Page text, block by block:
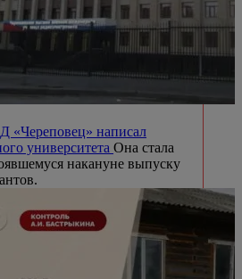
«Череповец» написал
университета Она стала
накануне выпуску